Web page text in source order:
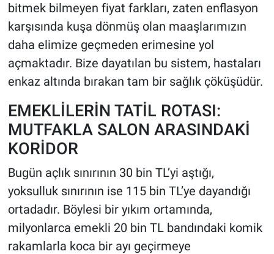
bitmek bilmeyen fiyat farkları, zaten enflasyon
karşısında kuşa dönmüş olan maaşlarımızın
daha elimize geçmeden erimesine yol
açmaktadır. Bize dayatılan bu sistem, hastaları
enkaz altında bırakan tam bir sağlık çöküşüdür.
EMEKLİLERİN TATİL ROTASI:
MUTFAKLA SALON ARASINDAKİ
KORİDOR
Bugün açlık sınırının 30 bin TL’yi aştığı,
yoksulluk sınırının ise 115 bin TL’ye dayandığı
ortadadır. Böylesi bir yıkım ortamında,
milyonlarca emekli 20 bin TL bandındaki komik
rakamlarla koca bir ayı geçirmeye